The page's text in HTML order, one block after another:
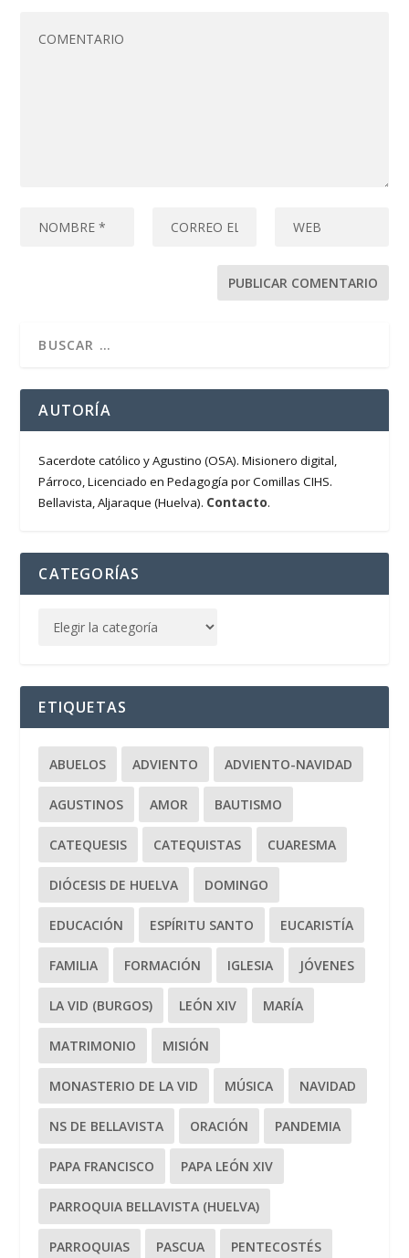
AUTORÍA
Sacerdote católico y Agustino (OSA). Misionero digital,
Párroco, Licenciado en Pedagogía por Comillas CIHS.
Bellavista, Aljaraque (Huelva). Contacto.
CATEGORÍAS
ETIQUETAS
ABUELOS ADVIENTO ADVIENTO-NAVIDAD
AGUSTINOS AMOR BAUTISMO
CATEQUESIS CATEQUISTAS CUARESMA
DIÓCESIS DE HUELVA DOMINGO
EDUCACIÓN ESPÍRITU SANTO EUCARISTÍA
FAMILIA FORMACIÓN IGLESIA JÓVENES
LA VID (BURGOS) LEÓN XIV MARÍA
MATRIMONIO MISIÓN
MONASTERIO DE LA VID MÚSICA NAVIDAD
NS DE BELLAVISTA ORACIÓN PANDEMIA
PAPA FRANCISCO PAPA LEÓN XIV
PARROQUIA BELLAVISTA (HUELVA)
PARROQUIAS PASCUA PENTECOSTÉS